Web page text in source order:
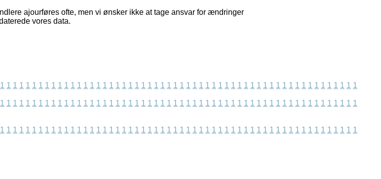
ajourføres ofte, men vi ønsker ikke at tage ansvar for ændringer
vores data.
1 1 1 1 1 1 1 1 1 1 1 1 1 1 1 1 1 1 1 1 1 1 1 1 1 1 1 1 1 1 1 1 1 1 1 1 1 1 1 1 1 1 1 1 1 1 1 1 1 1 1 1 1 1 1 1
1 1 1 1 1 1 1 1 1 1 1 1 1 1 1 1 1 1 1 1 1 1 1 1 1 1 1 1 1 1 1 1 1 1 1 1 1 1 1 1 1 1 1 1 1 1 1 1 1 1 1 1 1 1 1 1
1 1 1 1 1 1 1 1 1 1 1 1 1 1 1 1 1 1 1 1 1 1 1 1 1 1 1 1 1 1 1 1 1 1 1 1 1 1 1 1 1 1 1 1 1 1 1 1 1 1 1 1 1 1 1 1